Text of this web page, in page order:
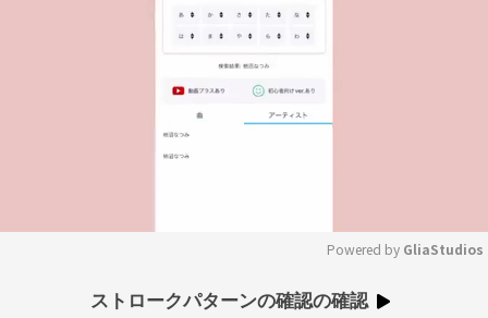
Powered by GliaStudios
ストロークパターンの確認の確認